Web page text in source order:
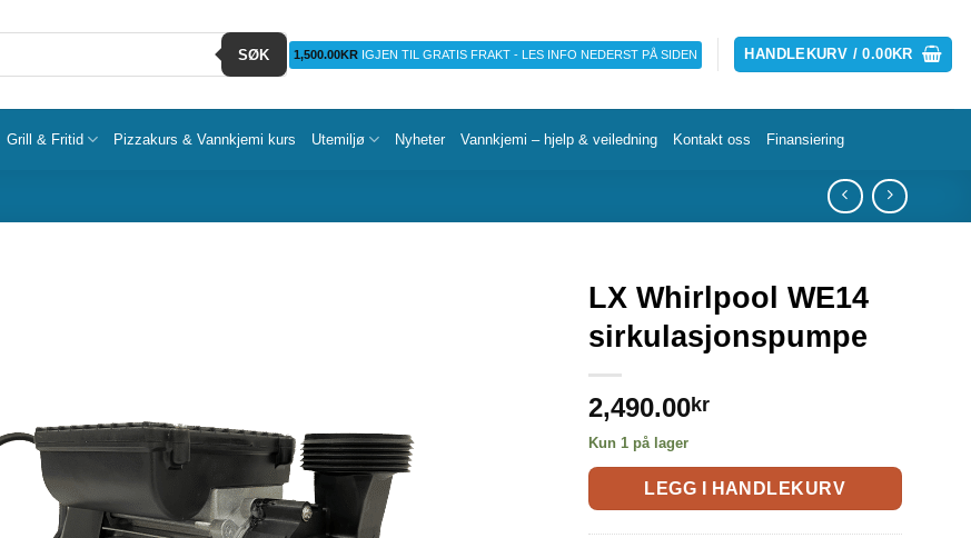
SØK 1,500.00KRIGJEN TIL GRATIS FRAKT - LES INFO NEDERST PÅ SIDEN HANDLEKURV /0.00KR
Grill & Fritid Pizzakurs & Vannkjemi kurs Utemiljø Nyheter Vannkjemi – hjelp & veiledning Kontakt oss Finansiering
LX Whirlpool WE14
sirkulasjonspumpe
2,490.00kr
Kun 1 på lager
LEGG I HANDLEKURV